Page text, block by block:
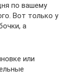
по вашему
Вот только у
а
или